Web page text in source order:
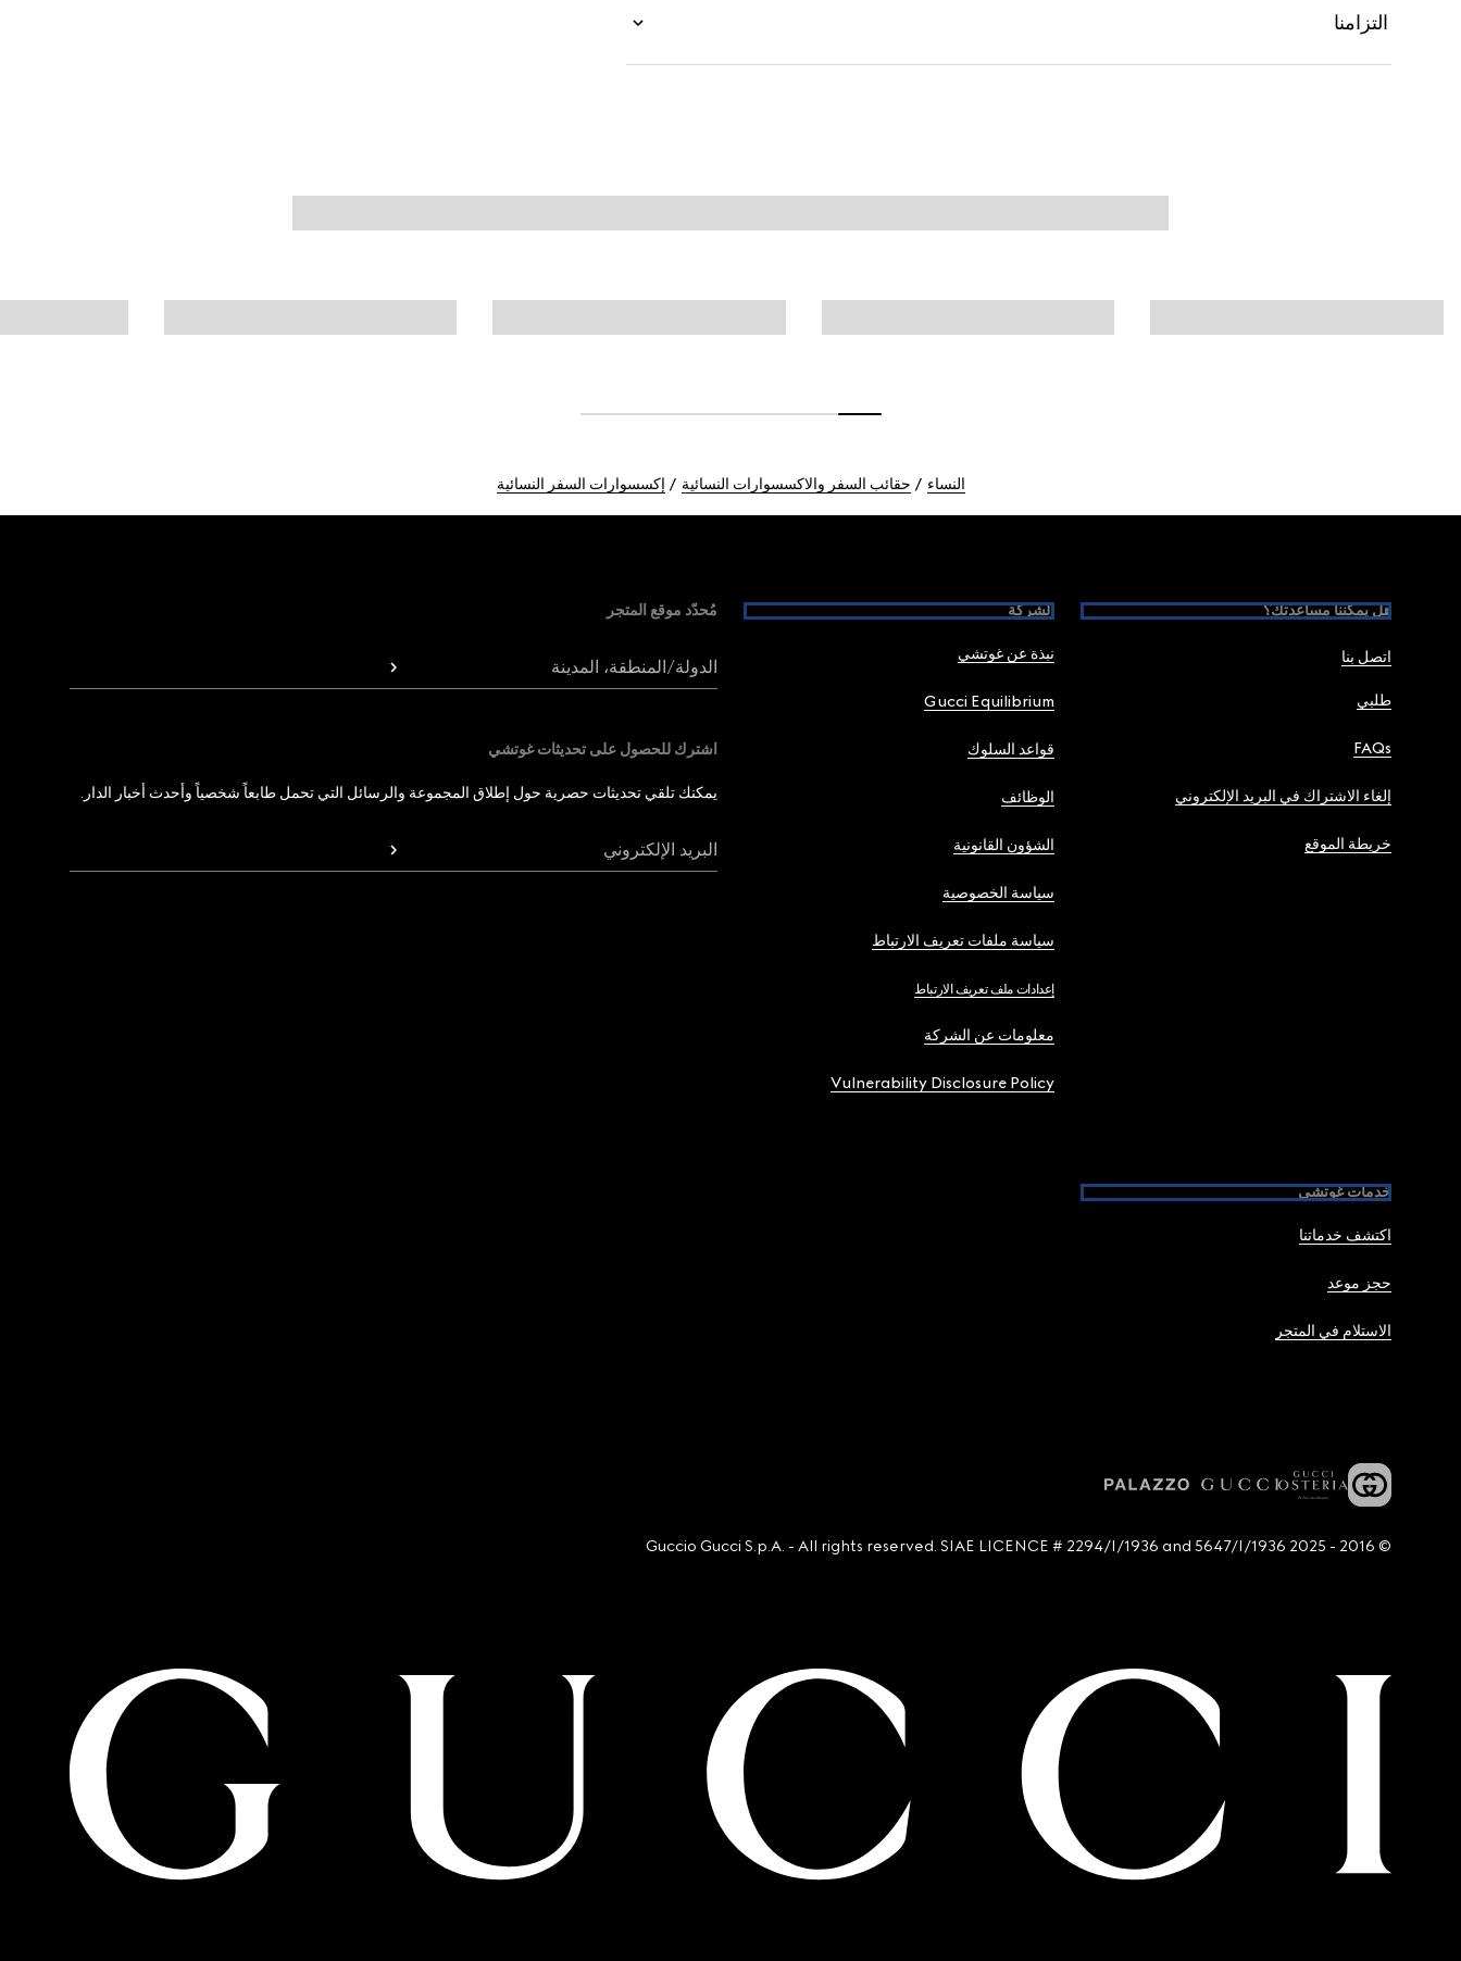
التزامنا
النساء حقائب السفر والاكسسوارات النسائية إكسسوارات السفر النسائية
هل يمكننا مساعدتك؟
اتصل بنا
طلبي
FAQs
إلغاء الاشتراك في البريد الإلكتروني
خريطة الموقع
الشركة
نبذة عن غوتشي
Gucci Equilibrium
قواعد السلوك
الوظائف
الشؤون القانونية
سياسة الخصوصية
سياسة ملفات تعريف الارتباط
إعدادات ملف تعريف الارتباط
معلومات عن الشركة
Vulnerability Disclosure Policy
خدمات غوتشي
اكتشف خدماتنا
حجز موعد
الاستلام في المتجر
مُحدّد موقع المتجر
الدولة/المنطقة، المدينة
اشترك للحصول على تحديثات غوتشي
يمكنك تلقي تحديثات حصرية حول إطلاق المجموعة والرسائل التي تحمل طابعاً شخصياً وأحدث أخبار الدار.
البريد الإلكتروني
© 2016 - 2025 Guccio Gucci S.p.A. - All rights reserved. SIAE LICENCE # 2294/I/1936 and 5647/I/1936